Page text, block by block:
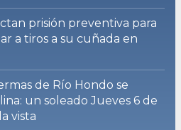
prisión preventiva para
a tiros a su cuñada en
de Río Hondo se
un soleado Jueves 6 de
vista